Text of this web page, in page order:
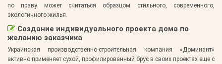
по праву может считаться образцом стильного, современного,
экологичного жилья.
Создание индивидуального проекта дома по
желанию заказчика
Украинская производственно-строительная компания «Доминант»
активно применяет сухой, профилированный брус в своих проектах еще с